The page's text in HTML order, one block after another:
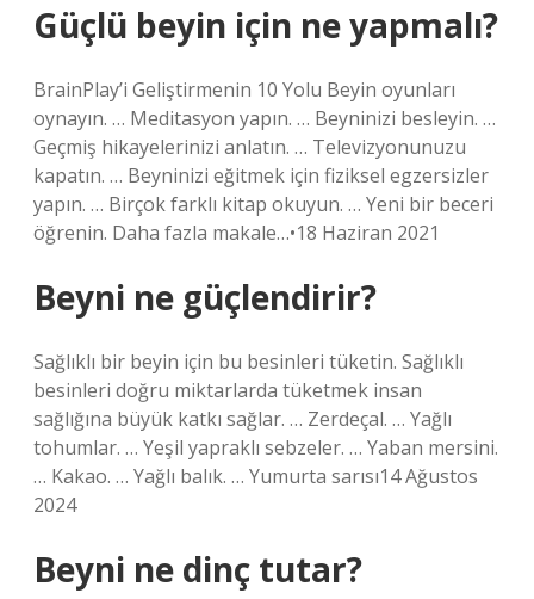
Güçlü beyin için ne yapmalı?
BrainPlay’i Geliştirmenin 10 Yolu Beyin oyunları
oynayın. … Meditasyon yapın. … Beyninizi besleyin. …
Geçmiş hikayelerinizi anlatın. … Televizyonunuzu
kapatın. … Beyninizi eğitmek için fiziksel egzersizler
yapın. … Birçok farklı kitap okuyun. … Yeni bir beceri
öğrenin. Daha fazla makale…•18 Haziran 2021
Beyni ne güçlendirir?
Sağlıklı bir beyin için bu besinleri tüketin. Sağlıklı
besinleri doğru miktarlarda tüketmek insan
sağlığına büyük katkı sağlar. … Zerdeçal. … Yağlı
tohumlar. … Yeşil yapraklı sebzeler. … Yaban mersini.
… Kakao. … Yağlı balık. … Yumurta sarısı14 Ağustos
2024
Beyni ne dinç tutar?